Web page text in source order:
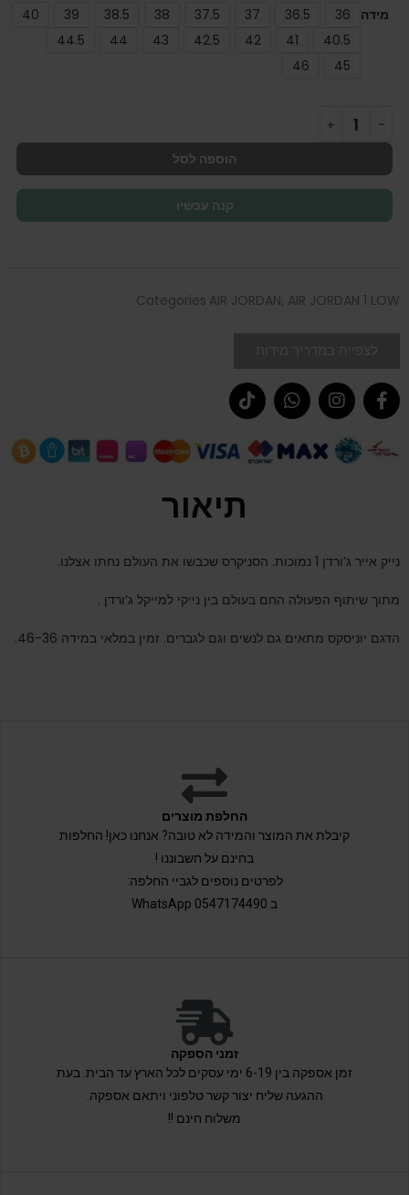
מידה 36
36.5
37
37.5
38
38.5
39
40
40.5
41
42
42.5
43
44
44.5
45
46
הוספה לסל
קנה עכשיו
Categories AIR JORDAN, AIR JORDAN 1 LOW
תיאור
נייק אייר ג’ורדן 1 נמוכות. הסניקרס שכבשו את העולם נחתו אצלנו.
מתוך שיתוף הפעולה החם בעולם בין נייקי למייקל ג’ורדן .
הדגם יוניסקס מתאים גם לנשים וגם לגברים. זמין במלאי במידה 46-36.
החלפת מוצרים
קיבלת את המוצר והמידה לא טובה? אנחנו כאן! החלפות
בחינם על חשבוננו !
לפרטים נוספים לגביי החלפה:
ב 0547174490 WhatsApp
זמני הספקה
זמן אספקה בין 6-19 ימי עסקים לכל הארץ עד הבית. בעת
ההגעה שליח יצור קשר טלפוני ויתאם אספקה.
משלוח חינם !!